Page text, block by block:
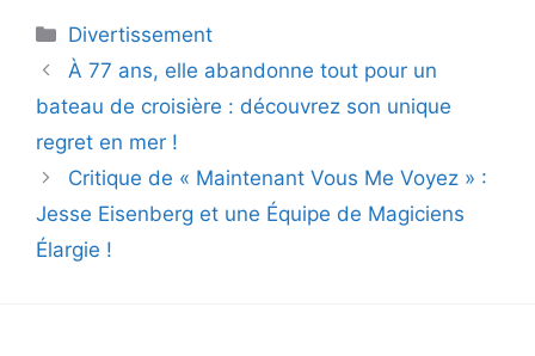
Catégories
Divertissement
À 77 ans, elle abandonne tout pour un
bateau de croisière : découvrez son unique
regret en mer !
Critique de « Maintenant Vous Me Voyez » :
Jesse Eisenberg et une Équipe de Magiciens
Élargie !